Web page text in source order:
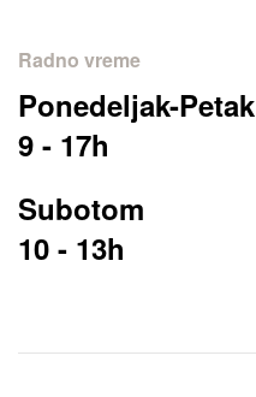
Radno vreme
Ponedeljak-Petak
9 - 17h
Subotom
10 - 13h